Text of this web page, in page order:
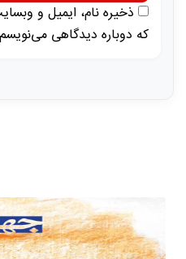
ذخیره نام، ایمیل و
که دوباره دیدگاهی